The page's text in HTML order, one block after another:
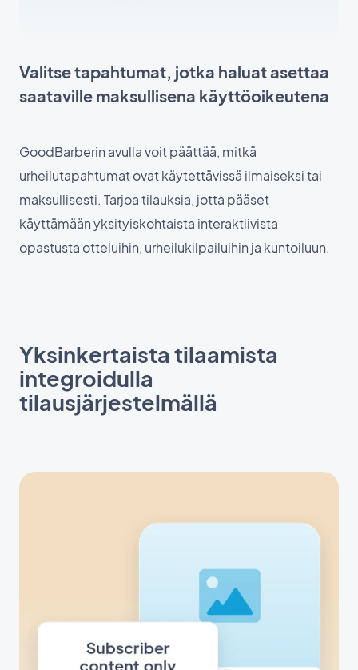
Valitse tapahtumat, jotka haluat asettaa
saataville maksullisena käyttöoikeutena
GoodBarberin avulla voit päättää, mitkä
urheilutapahtumat ovat käytettävissä ilmaiseksi tai
maksullisesti. Tarjoa tilauksia, jotta pääset
käyttämään yksityiskohtaista interaktiivista
opastusta otteluihin, urheilukilpailuihin ja kuntoiluun.
Yksinkertaista tilaamista
integroidulla
tilausjärjestelmällä